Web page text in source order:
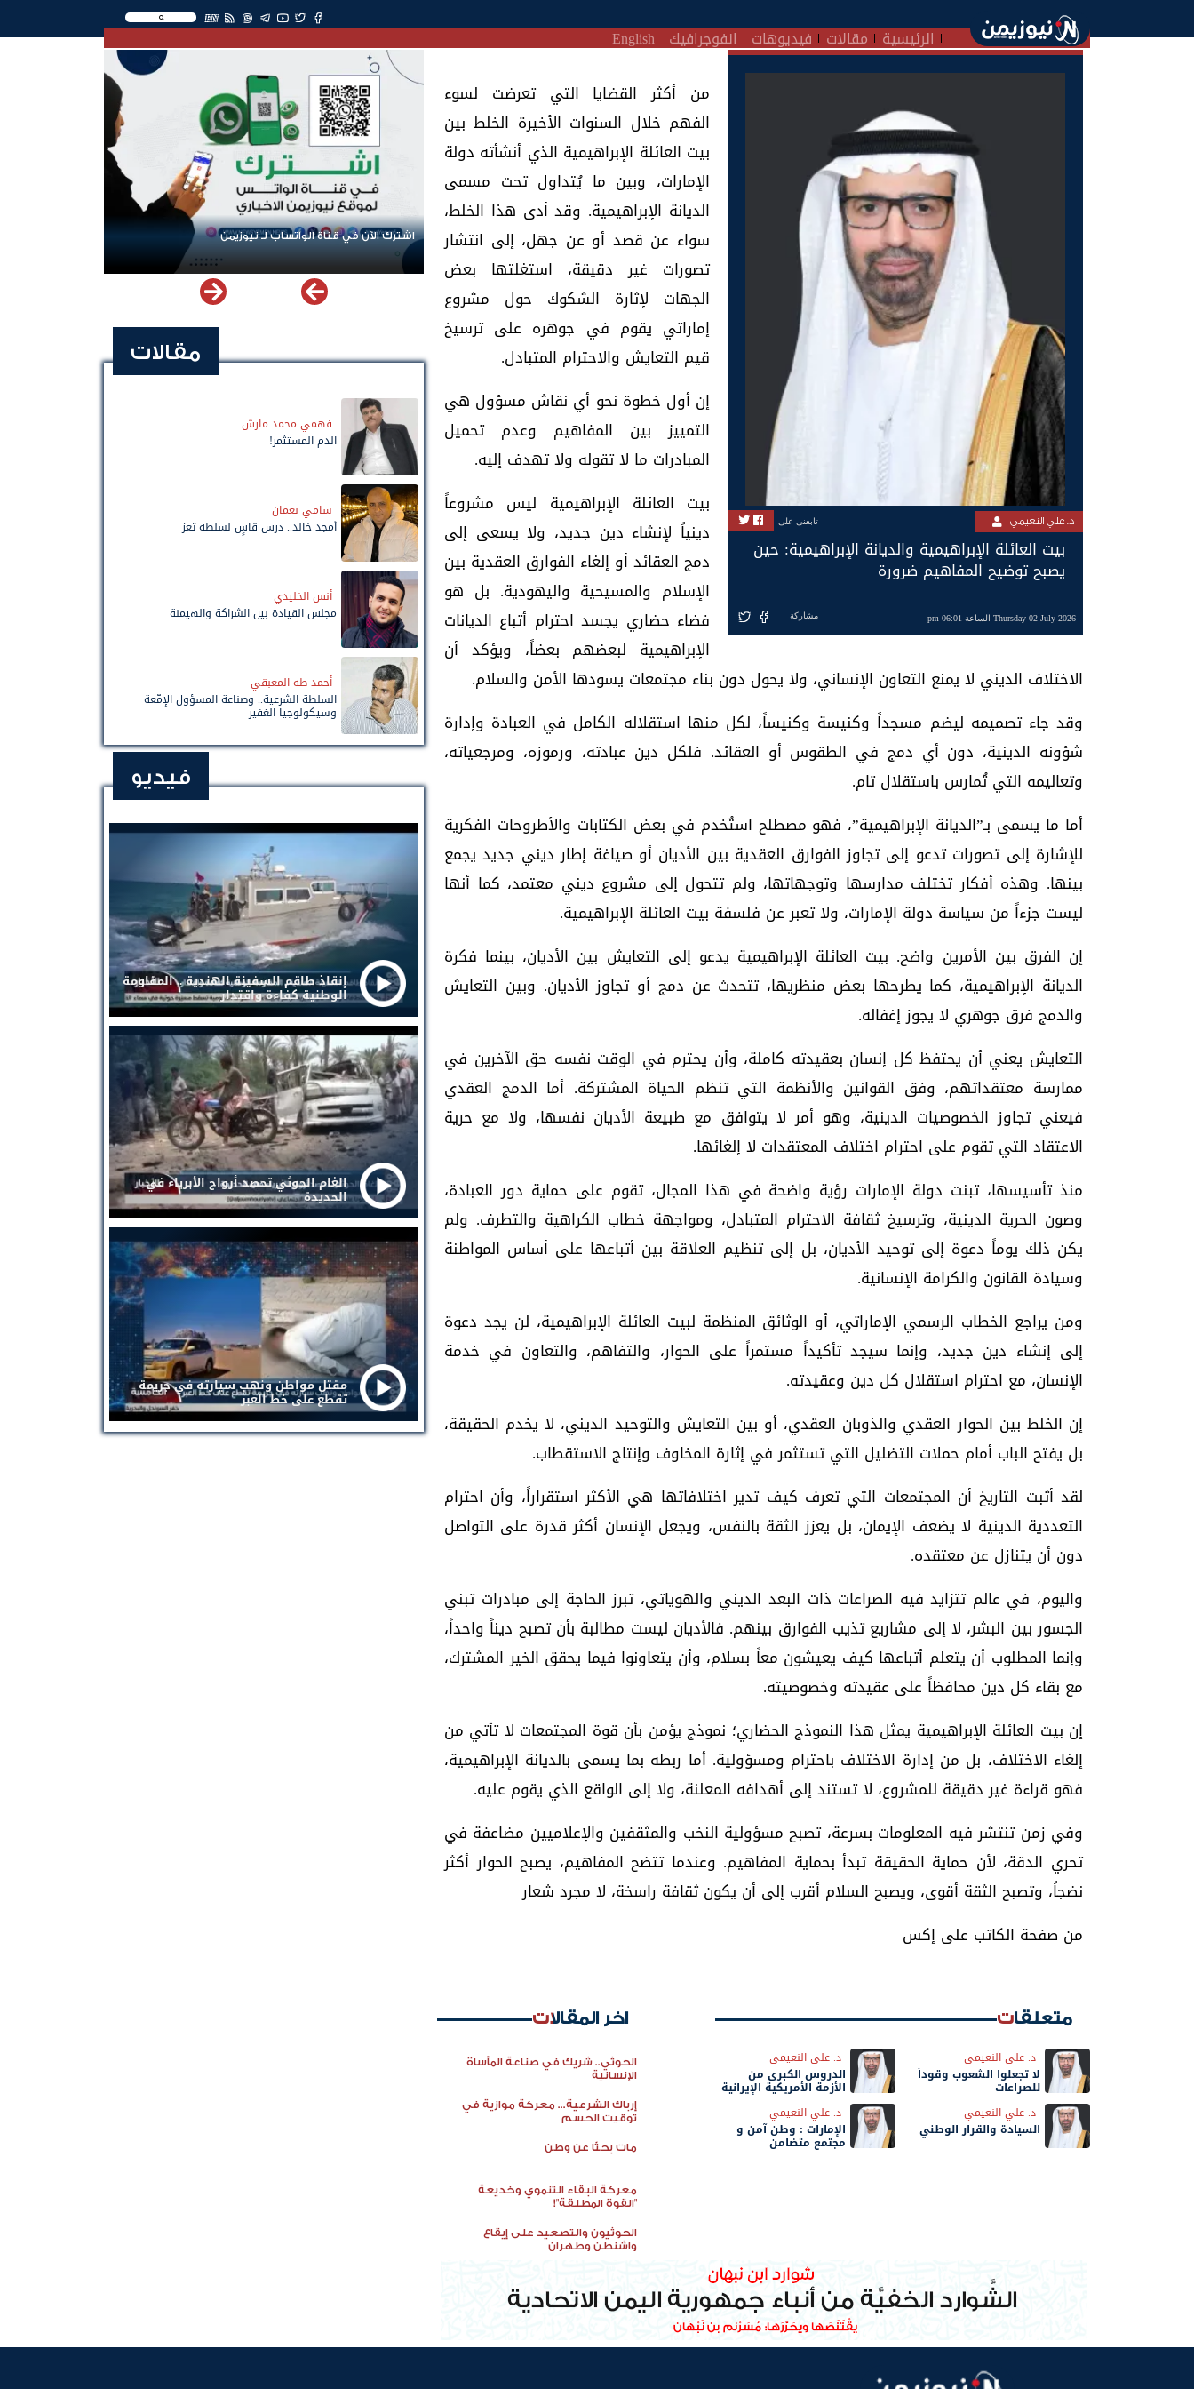
EN
الرئيسية مقالات فيديوهات انفوجرافيك English
د. علي النعيمي تابعنى على
بيت العائلة الإبراهيمية والديانة الإبراهيمية: حين
يصبح توضيح المفاهيم ضرورة
Thursday 02 July 2026 الساعة 06:01 pm مشاركة
من أكثر القضايا التي تعرضت لسوء
الفهم خلال السنوات الأخيرة الخلط بين
بيت العائلة الإبراهيمية الذي أنشأته دولة
الإمارات، وبين ما يُتداول تحت مسمى
الديانة الإبراهيمية. وقد أدى هذا الخلط،
سواء عن قصد أو عن جهل، إلى انتشار
تصورات غير دقيقة، استغلتها بعض
الجهات لإثارة الشكوك حول مشروع
إماراتي يقوم في جوهره على ترسيخ
قيم التعايش والاحترام المتبادل.
إن أول خطوة نحو أي نقاش مسؤول هي
التمييز بين المفاهيم وعدم تحميل
المبادرات ما لا تقوله ولا تهدف إليه.
بيت العائلة الإبراهيمية ليس مشروعاً
دينياً لإنشاء دين جديد، ولا يسعى إلى
دمج العقائد أو إلغاء الفوارق العقدية بين
الإسلام والمسيحية واليهودية. بل هو
فضاء حضاري يجسد احترام أتباع الديانات
الإبراهيمية لبعضهم بعضاً، ويؤكد أن
الاختلاف الديني لا يمنع التعاون الإنساني، ولا يحول دون بناء مجتمعات يسودها الأمن والسلام.
وقد جاء تصميمه ليضم مسجداً وكنيسة وكنيساً، لكل منها استقلاله الكامل في العبادة وإدارة
شؤونه الدينية، دون أي دمج في الطقوس أو العقائد. فلكل دين عبادته، ورموزه، ومرجعياته،
وتعاليمه التي تُمارس باستقلال تام.
أما ما يسمى بـ”الديانة الإبراهيمية”، فهو مصطلح استُخدم في بعض الكتابات والأطروحات الفكرية
للإشارة إلى تصورات تدعو إلى تجاوز الفوارق العقدية بين الأديان أو صياغة إطار ديني جديد يجمع
بينها. وهذه أفكار تختلف مدارسها وتوجهاتها، ولم تتحول إلى مشروع ديني معتمد، كما أنها
ليست جزءاً من سياسة دولة الإمارات، ولا تعبر عن فلسفة بيت العائلة الإبراهيمية.
إن الفرق بين الأمرين واضح. بيت العائلة الإبراهيمية يدعو إلى التعايش بين الأديان، بينما فكرة
الديانة الإبراهيمية، كما يطرحها بعض منظريها، تتحدث عن دمج أو تجاوز الأديان. وبين التعايش
والدمج فرق جوهري لا يجوز إغفاله.
التعايش يعني أن يحتفظ كل إنسان بعقيدته كاملة، وأن يحترم في الوقت نفسه حق الآخرين في
ممارسة معتقداتهم، وفق القوانين والأنظمة التي تنظم الحياة المشتركة. أما الدمج العقدي
فيعني تجاوز الخصوصيات الدينية، وهو أمر لا يتوافق مع طبيعة الأديان نفسها، ولا مع حرية
الاعتقاد التي تقوم على احترام اختلاف المعتقدات لا إلغائها.
منذ تأسيسها، تبنت دولة الإمارات رؤية واضحة في هذا المجال، تقوم على حماية دور العبادة،
وصون الحرية الدينية، وترسيخ ثقافة الاحترام المتبادل، ومواجهة خطاب الكراهية والتطرف. ولم
يكن ذلك يوماً دعوة إلى توحيد الأديان، بل إلى تنظيم العلاقة بين أتباعها على أساس المواطنة
وسيادة القانون والكرامة الإنسانية.
ومن يراجع الخطاب الرسمي الإماراتي، أو الوثائق المنظمة لبيت العائلة الإبراهيمية، لن يجد دعوة
إلى إنشاء دين جديد، وإنما سيجد تأكيداً مستمراً على الحوار، والتفاهم، والتعاون في خدمة
الإنسان، مع احترام استقلال كل دين وعقيدته.
إن الخلط بين الحوار العقدي والذوبان العقدي، أو بين التعايش والتوحيد الديني، لا يخدم الحقيقة،
بل يفتح الباب أمام حملات التضليل التي تستثمر في إثارة المخاوف وإنتاج الاستقطاب.
لقد أثبت التاريخ أن المجتمعات التي تعرف كيف تدير اختلافاتها هي الأكثر استقراراً، وأن احترام
التعددية الدينية لا يضعف الإيمان، بل يعزز الثقة بالنفس، ويجعل الإنسان أكثر قدرة على التواصل
دون أن يتنازل عن معتقده.
واليوم، في عالم تتزايد فيه الصراعات ذات البعد الديني والهوياتي، تبرز الحاجة إلى مبادرات تبني
الجسور بين البشر، لا إلى مشاريع تذيب الفوارق بينهم. فالأديان ليست مطالبة بأن تصبح ديناً واحداً،
وإنما المطلوب أن يتعلم أتباعها كيف يعيشون معاً بسلام، وأن يتعاونوا فيما يحقق الخير المشترك،
مع بقاء كل دين محافظاً على عقيدته وخصوصيته.
إن بيت العائلة الإبراهيمية يمثل هذا النموذج الحضاري؛ نموذج يؤمن بأن قوة المجتمعات لا تأتي من
إلغاء الاختلاف، بل من إدارة الاختلاف باحترام ومسؤولية. أما ربطه بما يسمى بالديانة الإبراهيمية،
فهو قراءة غير دقيقة للمشروع، لا تستند إلى أهدافه المعلنة، ولا إلى الواقع الذي يقوم عليه.
وفي زمن تنتشر فيه المعلومات بسرعة، تصبح مسؤولية النخب والمثقفين والإعلاميين مضاعفة في
تحري الدقة، لأن حماية الحقيقة تبدأ بحماية المفاهيم. وعندما تتضح المفاهيم، يصبح الحوار أكثر
نضجاً، وتصبح الثقة أقوى، ويصبح السلام أقرب إلى أن يكون ثقافة راسخة، لا مجرد شعار
من صفحة الكاتب على إكس
متعلقات
د. علي النعيمي
لا تجعلوا الشعوب وقوداً
للصراعات
د. علي النعيمي
الدروس الكبرى من
الأزمة الأمريكية الإيرانية
د. علي النعيمي
السيادة والقرار الوطني
د. علي النعيمي
الإمارات : وطن آمن و
مجتمع متضامن
اخر المقالات
الحوثي.. شريك في صناعة المأساة
الإنسانية
إرباك الشرعية... معركة موازية في
توقيت الحسم
مات بحثًا عن وطن
معركة البقاء التنموي وخديعة
"القوة المطلقة"!
الحوثيون والتصعيد على إيقاع
واشنطن وطهران
اشترك الآن في قناة الواتساب لـ نيوزيمن
مقالات
فهمي محمد مارش
الدم المستثمر!
سامي نعمان
أمجد خالد.. درس قاسٍ لسلطة تعز
أنس الخليدي
مجلس القيادة بين الشراكة والهيمنة
أحمد طه المعبقي
السلطة الشرعية.. وصناعة المسؤول الإمّعة
وسيكولوجيا الغفير
فيديو
إنقاذ طاقم السفينة الهندية .. المقاومة
الوطنية كفاءة واقتدار
الغام الحوثي تحصد أرواح الأبرياء في
الحديدة
مقتل مواطن ونهب سيارته في جريمة
تقطع على خط العبر